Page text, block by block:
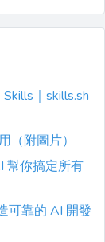
Skills｜skills.sh
（附圖片）
幫你搞定所有
可靠的 AI 開發